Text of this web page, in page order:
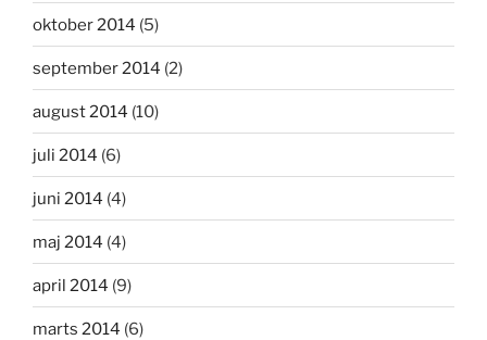
oktober 2014 (5)
september 2014 (2)
august 2014 (10)
juli 2014 (6)
juni 2014 (4)
maj 2014 (4)
april 2014 (9)
marts 2014 (6)